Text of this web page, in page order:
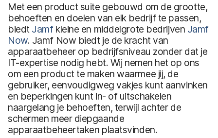
Met een product suite gebouwd om de grootte,
behoeften en doelen van elk bedrijf te passen,
biedt Jamfkleine en middelgrote bedrijven Jamf
Now. Jamf Now biedt je de kracht van
apparaatbeheer op bedrijfsniveau zonder dat je
IT-expertise nodig hebt. Wij nemen het op ons
om een product te maken waarmee jij, de
gebruiker, eenvoudigweg vakjes kunt aanvinken
en beperkingen kunt in- of uitschakelen
naargelang je behoeften, terwijl achter de
schermen meer diepgaande
apparaatbeheertaken plaatsvinden.